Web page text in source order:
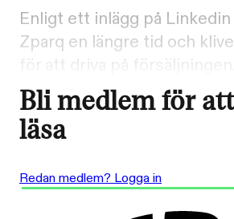
Enligt ett inlägg på
Zparq en längre tid och
Bli medlem för
läsa
Redan medlem? Logga in